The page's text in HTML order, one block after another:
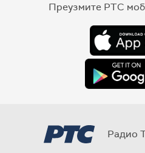
Преузмите РТС
Радио